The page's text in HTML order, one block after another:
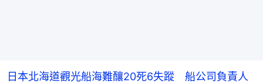
日本北海道觀光船海難釀20死6失蹤 船公司負責人